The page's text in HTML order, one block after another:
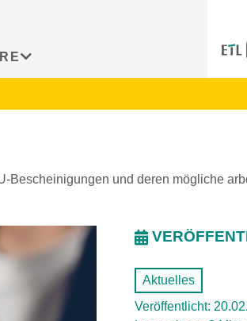
Bescheinigungen und deren mögliche
Aktuelles
Veröffentlicht: